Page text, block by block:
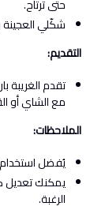
حتى ترتاح.
شكّلي
التقديم:
تقدم الغريبة
مع الشاي أو
الملاحظات:
يُفضل استخدام
يمكنك
الرغبة.